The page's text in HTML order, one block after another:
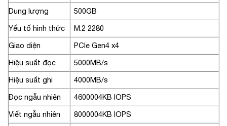
Dung lượng
500GB
Yếu tố hình thức
M.2 2280
Giao diện
PCIe Gen4 x4
Hiệu suất đọc
5000MB/s
Hiệu suất ghi
4000MB/s
Đọc ngẫu nhiên
4600004KB IOPS
Viết ngẫu nhiên
8000004KB IOPS